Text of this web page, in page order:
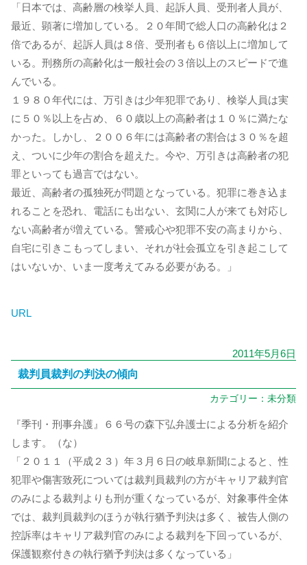
「日本では、高齢層の検挙人員、起訴人員、受刑者人員が、
最近、顕著に増加している。２０年間で総人口の高齢化は２
倍であるが、起訴人員は８倍、受刑者も６倍以上に増加して
いる。刑務所の高齢化は一般社会の３倍以上のスピードで進
んでいる。
１９８０年代には、万引きは少年犯罪であり、検挙人員は実
に５０％以上を占め、６０歳以上の高齢者は１０％に満たな
かった。しかし、２００６年には高齢者の割合は３０％を超
え、ついに少年の割合を超えた。今や、万引きは高齢者の犯
罪といっても過言ではない。
最近、高齢者の孤独死が問題となっている。犯罪に巻き込ま
れることを恐れ、電話にも出ない、玄関に人が来ても対応し
ない高齢者が増えている。警戒心や犯罪不安の高まりから、
自宅に引きこもってしまい、それが社会孤立を引き起こして
はいないか、いま一度考えてみる必要がある。」
URL
2011年5月6日
裁判員裁判の判決の傾向
カテゴリー： 未分類
『季刊・刑事弁護』６６号の森下弘弁護士による分析を紹介
します。（な）
「２０１１（平成２３）年３月６日の岐阜新聞によると、性
犯罪や傷害致死については裁判員裁判の方がキャリア裁判官
のみによる裁判よりも刑が重くなっているが、対象事件全体
では、裁判員裁判のほうが執行猶予判決は多く、被告人側の
控訴率はキャリア裁判官のみによる裁判を下回っているが、
保護観察付きの執行猶予判決は多くなっている」